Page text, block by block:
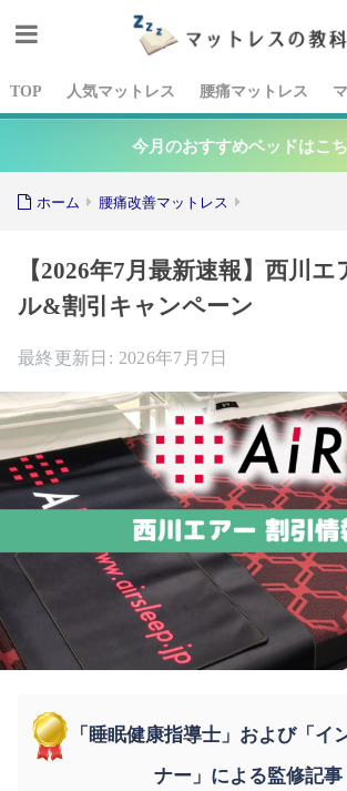
TOP 人気マットレス 腰痛マットレス
今月のおすすめベッドはこ
ホーム 腰痛改善マットレス
【2026年7月最新速報】西川
ル&割引キャンペーン
2026年7月7日
「睡眠健康指導士」および「イ
ナー」による監修記事